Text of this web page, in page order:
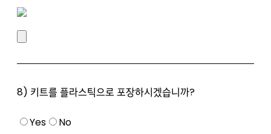
8) 키트를 플라스틱으로 포장하시겠습니까?
Yes No